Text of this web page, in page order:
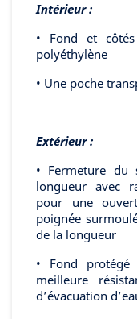
Intérieur :
• Fond et
polyéthylène
• Une poche
Extérieur :
• Fermeture
longueur avec
pour une
poignée
de la longueur
• Fond
meilleure
d’évacuation